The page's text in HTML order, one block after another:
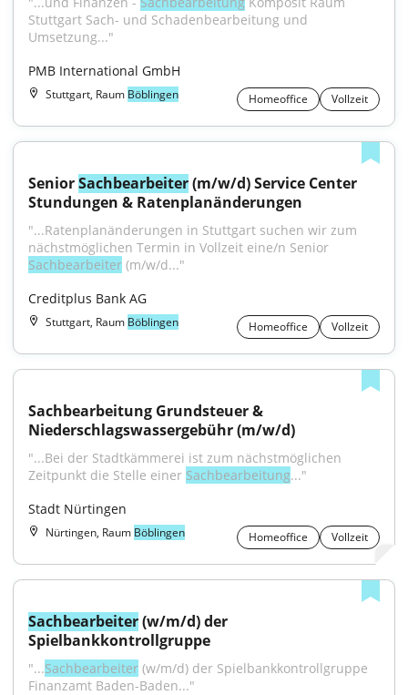
Stuttgart Sach- und Schadenbearbeitung und
Umsetzung..."
PMB International GmbH
Stuttgart, Raum Böblingen Homeoffice Vollzeit
Senior Sachbearbeiter (m/w/d) Service Center
Stundungen & Ratenplanänderungen
"...Ratenplanänderungen in Stuttgart suchen wir zum
Sachbearbeiter (m/w/d..."
Creditplus Bank AG
Stuttgart, Raum Böblingen Homeoffice Vollzeit
Sachbearbeitung Grundsteuer &
Niederschlagswassergebühr (m/w/d)
"...Bei der Stadtkämmerei ist zum nächstmöglichen
Zeitpunkt die Stelle einer Sachbearbeitung..."
Stadt Nürtingen
Nürtingen, Raum Böblingen Homeoffice Vollzeit
Sachbearbeiter (w/m/d) der
Spielbankkontrollgruppe
"...Sachbearbeiter (w/m/d) der Spielbankkontrollgruppe
Finanzamt Baden-Baden..."